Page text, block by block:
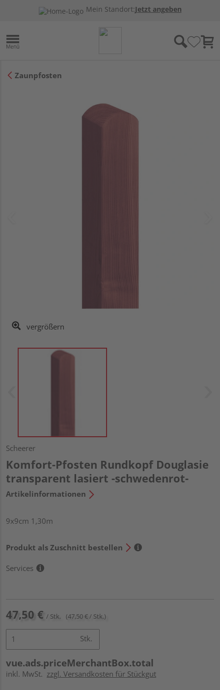
Mein Standort:Jetzt angeben
Zaunpfosten
vergrößern
Scheerer
Komfort-Pfosten Rundkopf Douglasie
transparent lasiert -schwedenrot-
Artikelinformationen
9x9cm 1,30m
Produkt als Zuschnitt bestellen
Services
47,50 € / Stk. (47,50 € / Stk.)
Stk.
vue.ads.priceMerchantBox.total
inkl. MwSt. zzgl. Versandkosten für Stückgut